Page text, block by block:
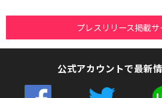
プレスリリース掲載サ
公式アカウントで最新